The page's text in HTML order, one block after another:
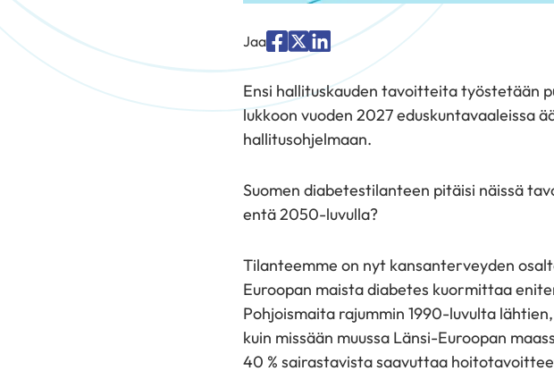
Jaa
Jaa
palvelussa
"Facebook"
Jaa
palvelussa
"X"
Jaa
palvelussa
"LinkedIn"
Ensi hallituskauden tavoitteita työstetään
lukkoon vuoden 2027 eduskuntavaaleissa
hallitusohjelmaan.
Suomen diabetestilanteen pitäisi näissä
entä 2050-luvulla?
Tilanteemme on nyt kansanterveyden
Euroopan maista diabetes kuormittaa
Pohjoismaita rajummin 1990-luvulta
kuin missään muussa Länsi-Euroopan
40 % sairastavista saavuttaa